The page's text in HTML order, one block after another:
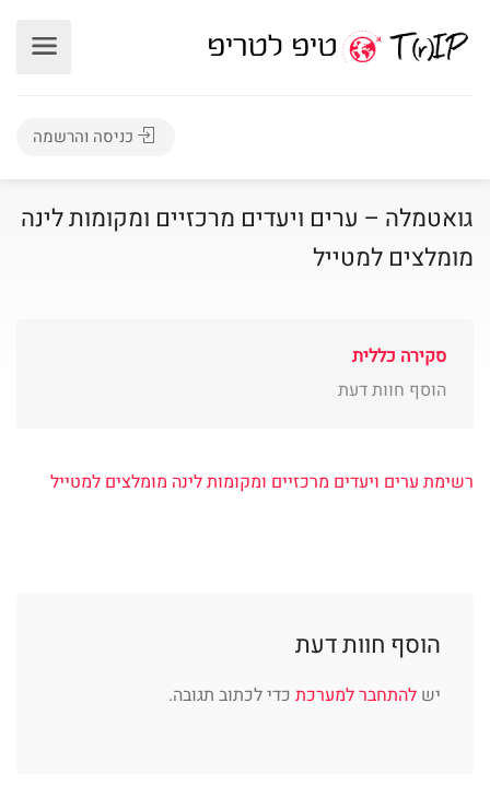
כניסה והרשמה
גואטמלה – ערים ויעדים מרכזיים ומקומות לינה
מומלצים למטייל
סקירה כללית
הוסף חוות דעת
רשימת ערים ויעדים מרכזיים ומקומות לינה מומלצים למטייל
הוסף חוות דעת
יש להתחבר למערכת כדי לכתוב תגובה.